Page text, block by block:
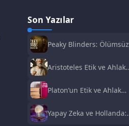
Son Yazılar
Peaky Blinders: Ölümsüz
Oyuncuları ve İnceleme
Aristoteles Etik ve Ahlak
Platon’un Etik ve Ahlak
Yapay Zeka ve Hollanda: